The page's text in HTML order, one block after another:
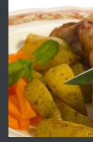
ПРЕДЛАГА
ПРЕДЛАГА